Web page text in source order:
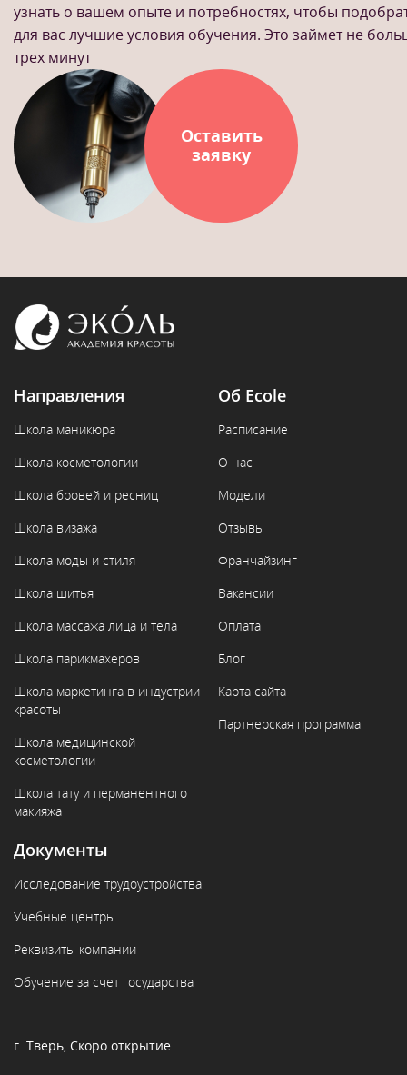
узнать о вашем опыте и потребностях, чтобы
для вас лучшие условия обучения. Это займет не
трех минут
Оставить
заявку
Направления
Школа маникюра
Школа косметологии
Школа бровей и ресниц
Школа визажа
Школа моды и стиля
Школа шитья
Школа массажа лица и тела
Школа парикмахеров
Школа маркетинга в индустрии
красоты
Школа медицинской
косметологии
Школа тату и перманентного
макияжа
Об Ecole
Расписание
О нас
Модели
Отзывы
Франчайзинг
Вакансии
Оплата
Блог
Карта сайта
Партнерская программа
Документы
Исследование трудоустройства
Учебные центры
Реквизиты компании
Обучение за счет государства
г. Тверь, Скоро открытие